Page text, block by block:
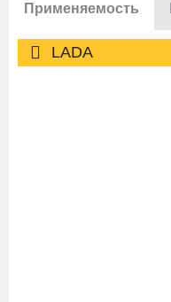
Применяемость
LADA